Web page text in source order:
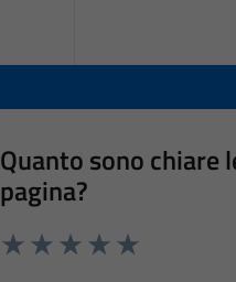
Quanto sono chiare
pagina?